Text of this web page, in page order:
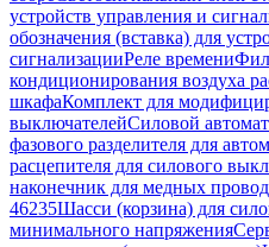
устройств управления и
обозначения (вставка) для
сигнализацииРеле времени
кондиционирования воздуха
шкафаКомплект для
выключателейСиловой
фазового разделителя для
расцепителя для силового
наконечник для медных
46235Шасси (корзина) для
минимального напряжения